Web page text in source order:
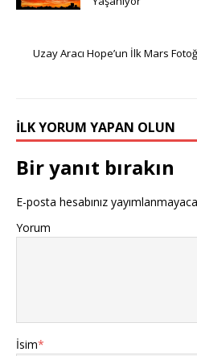
Uzay Aracı Hope’un İlk Mars
İLK YORUM YAPAN OLUN
Bir yanıt bırakın
E-posta hesabınız
Yorum
İsim*